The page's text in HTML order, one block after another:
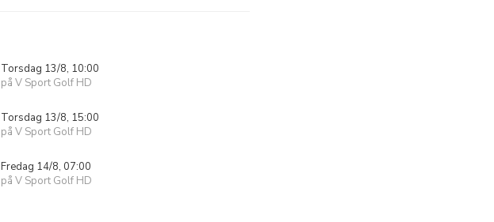
Torsdag 13/8, 10:00
på V Sport Golf HD
Torsdag 13/8, 15:00
på V Sport Golf HD
Fredag 14/8, 07:00
på V Sport Golf HD